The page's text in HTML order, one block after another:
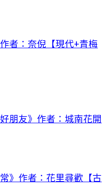
者：奈倪【現代+青梅
朋友》作者：城南花開
》作者：花里尋歡【古